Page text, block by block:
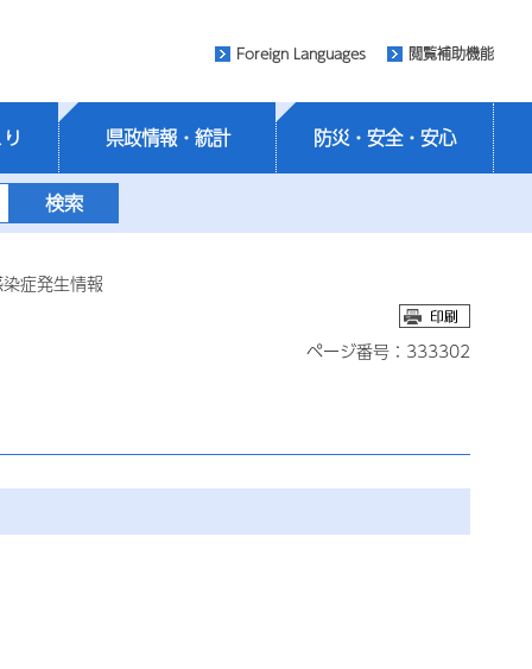
Foreign Languages 閲覧補助機能
県政情報・統計 防災・安全・安心
症発生情報
ページ番号：333302